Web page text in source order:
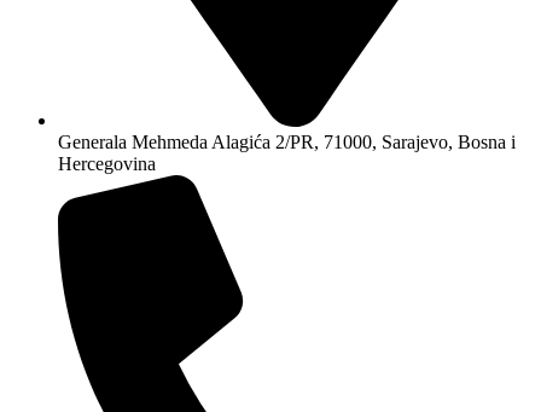
Generala Mehmeda Alagića 2/PR, 71000, Sarajevo, Bosna i
Hercegovina